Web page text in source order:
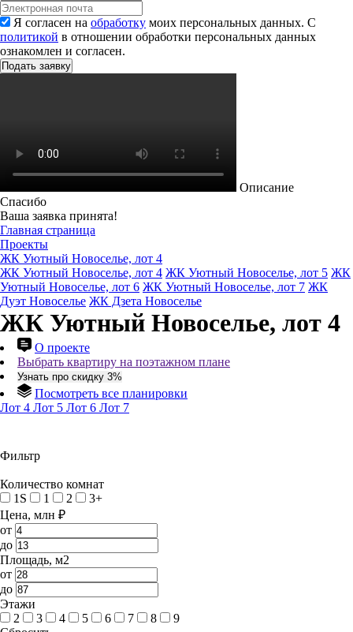
Я согласен на обработку моих персональных данных. С
политикой в отношении обработки персональных данных
ознакомлен и согласен.
Описание
Спасибо
Ваша заявка принята!
Главная страница
Проекты
ЖК Уютный Новоселье, лот 4
ЖК Уютный Новоселье, лот 4 ЖК Уютный Новоселье, лот 5 ЖК
Уютный Новоселье, лот 6 ЖК Уютный Новоселье, лот 7 ЖК
Дуэт Новоселье ЖК Дзета Новоселье
ЖК Уютный Новоселье, лот 4
О проекте
Выбрать квартиру на поэтажном плане
Узнать про скидку 3%
Посмотреть все планировки
Лот 4 Лот 5 Лот 6 Лот 7
Фильтр
Количество комнат
1S
1 2
3+
Цена, млн ₽
от
до
Площадь, м2
от
до
Этажи
2
3 4 5 6 7 8
9